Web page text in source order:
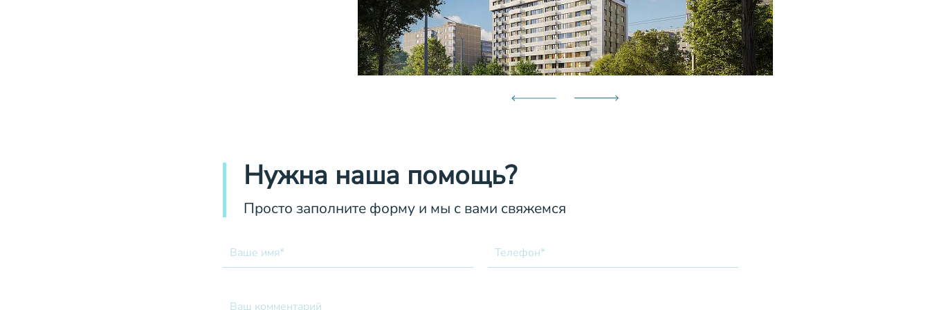
Нужна наша помощь?
Просто заполните форму и мы с вами свяжемся
Ваше имя* Телефон*
Ваш комментарий